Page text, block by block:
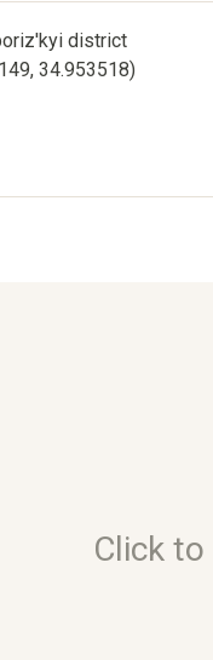
district
34.953518)
Click